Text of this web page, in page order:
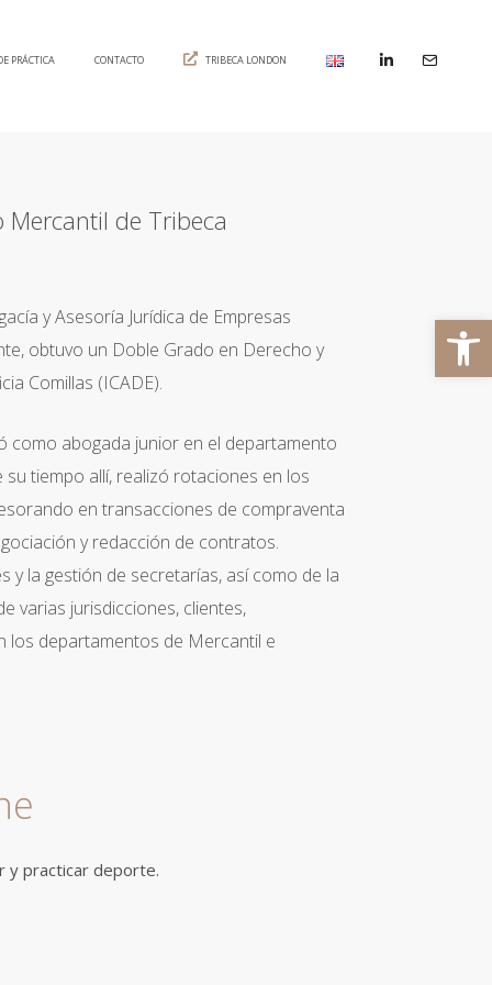
Abrir
PRÁCTICA CONTACTO TRIBECA LONDON
de Tribeca
y Asesoría Jurídica de Empresas
obtuvo un Doble Grado en Derecho y
Comillas (ICADE).
como abogada junior en el departamento
tiempo allí, realizó rotaciones en los
en transacciones de compraventa
y redacción de contratos.
y la gestión de secretarías, así como de la
varias jurisdicciones, clientes,
los departamentos de Mercantil e
y practicar deporte.